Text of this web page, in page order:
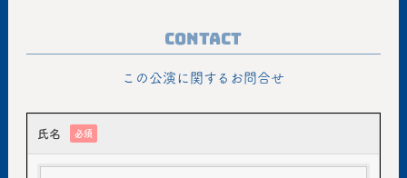
Contact
この公演に関するお問合せ
氏名 必須